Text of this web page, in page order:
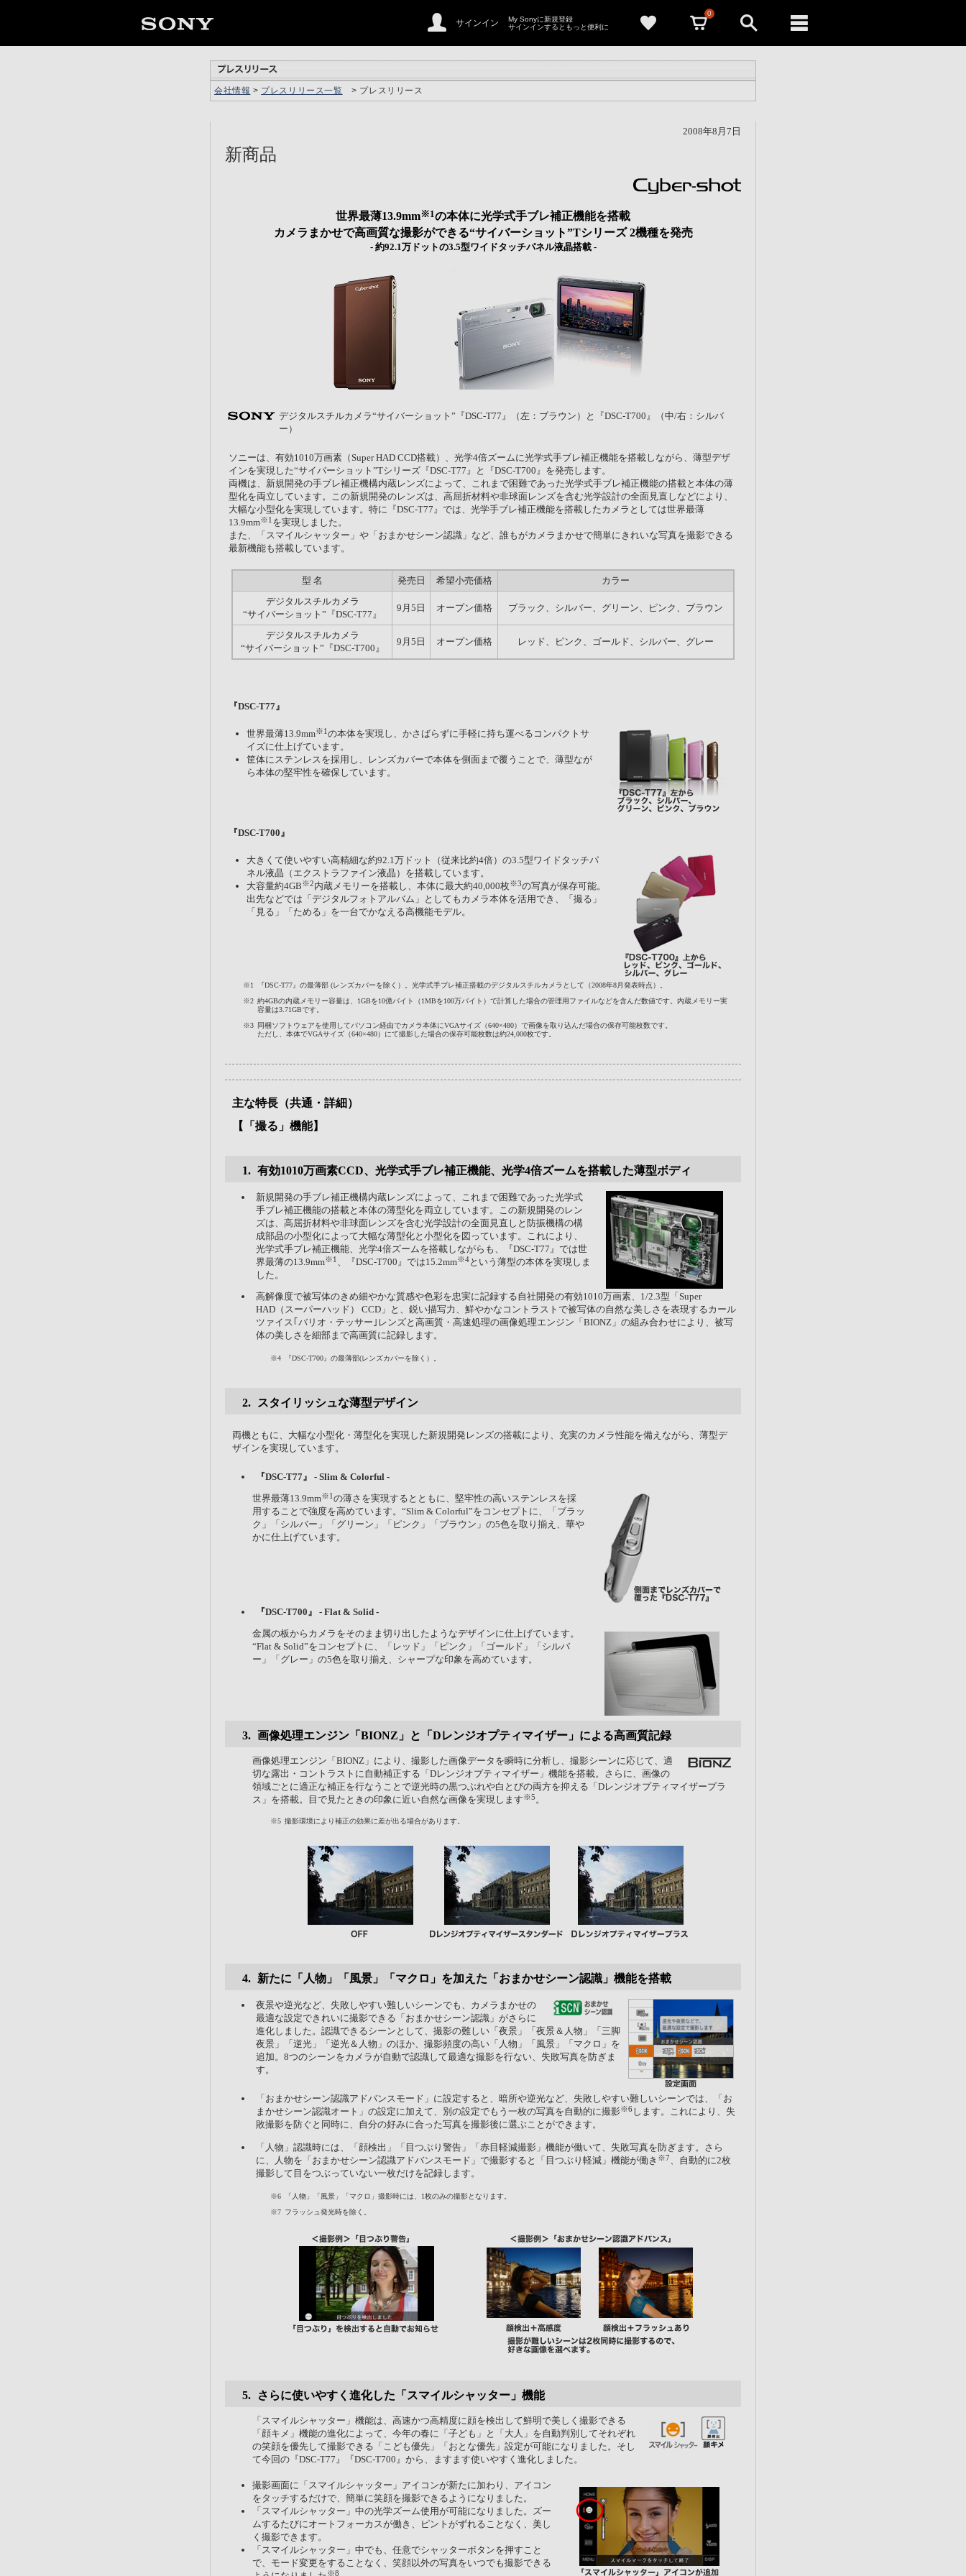
サインイン
My Sonyに新規登録
サインインするともっと便利に
0
会社情報 > プレスリリース一覧 > プレスリリース
2008年8月7日
新商品
世界最薄13.9mm※1の本体に光学式手ブレ補正機能を搭載
カメラまかせで高画質な撮影ができる“サイバーショット”Tシリーズ 2機種を発売
- 約92.1万ドットの3.5型ワイドタッチパネル液晶搭載 -
デジタルスチルカメラ“サイバーショット”『DSC-T77』（左：ブラウン）と『DSC-T700』（中/右：シルバ
ー）
ソニーは、有効1010万画素（Super HAD CCD搭載）、光学4倍ズームに光学式手ブレ補正機能を搭載しながら、薄型デザ
インを実現した“サイバーショット”Tシリーズ『DSC-T77』と『DSC-T700』を発売します。
両機は、新規開発の手ブレ補正機構内蔵レンズによって、これまで困難であった光学式手ブレ補正機能の搭載と本体の薄
型化を両立しています。この新規開発のレンズは、高屈折材料や非球面レンズを含む光学設計の全面見直しなどにより、
大幅な小型化を実現しています。特に『DSC-T77』では、光学手ブレ補正機能を搭載したカメラとしては世界最薄
13.9mm※1 を実現しました。
また、「スマイルシャッター」や「おまかせシーン認識」など、誰もがカメラまかせで簡単にきれいな写真を撮影できる
最新機能も搭載しています。
型 名 発売日 希望小売価格
カラー
デジタルスチルカメラ
“サイバーショット”『DSC-T77』
9月5日 オープン価格 ブラック、シルバー、グリーン、ピンク、ブラウン
デジタルスチルカメラ
“サイバーショット”『DSC-T700』
9月5日 オープン価格 レッド、ピンク、ゴールド、シルバー、グレー
『DSC-T77』
世界最薄13.9mm※1の本体を実現し、かさばらずに手軽に持ち運べるコンパクトサ
イズに仕上げています。
筐体にステンレスを採用し、レンズカバーで本体を側面まで覆うことで、薄型なが
ら本体の堅牢性を確保しています。
『DSC-T700』
大きくて使いやすい高精細な約92.1万ドット（従来比約4倍）の3.5型ワイドタッチパ
ネル液晶（エクストラファイン液晶）を搭載しています。
大容量約4GB※2内蔵メモリーを搭載し、本体に最大約40,000枚※3の写真が保存可能。
出先などでは「デジタルフォトアルバム」としてもカメラ本体を活用でき、「撮る」
「見る」「ためる」を一台でかなえる高機能モデル。
※1
『DSC-T77』の最薄部 (レンズカバーを除く）。光学式手ブレ補正搭載のデジタルスチルカメラとして（2008年8月発表時点）。
※2 約4GBの内蔵メモリー容量は、1GBを10億バイト（1MBを100万バイト）で計算した場合の管理用ファイルなどを含んだ数値です。内蔵メモリー実
容量は3.71GBです。
※3
同梱ソフトウェアを使用してパソコン経由でカメラ本体にVGAサイズ（640×480）で画像を取り込んだ場合の保存可能枚数です。
ただし、本体でVGAサイズ（640×480）にて撮影した場合の保存可能枚数は約24,000枚です。
主な特長（共通・詳細）
【「撮る」機能】
有効1010万画素CCD、光学式手ブレ補正機能、光学4倍ズームを搭載した薄型ボディ
新規開発の手ブレ補正機構内蔵レンズによって、これまで困難であった光学式
手ブレ補正機能の搭載と本体の薄型化を両立しています。この新規開発のレン
ズは、高屈折材料や非球面レンズを含む光学設計の全面見直しと防振機構の構
成部品の小型化によって大幅な薄型化と小型化を図っています。これにより、
光学式手ブレ補正機能、光学4倍ズームを搭載しながらも、『DSC-T77』では世
界最薄の13.9mm※1 、『DSC-T700』では15.2mm※4という薄型の本体を実現しま
した。
高解像度で被写体のきめ細やかな質感や色彩を忠実に記録する自社開発の有効1010万画素、1/2.3型「Super
HAD（スーパーハッド） CCD」と、鋭い描写力、鮮やかなコントラストで被写体の自然な美しさを表現するカール
ツァイス｢バリオ・テッサー｣レンズと高画質・高速処理の画像処理エンジン「BIONZ」の組み合わせにより、被写
体の美しさを細部まで高画質に記録します。
※4 『DSC-T700』の最薄部(レンズカバーを除く）。
スタイリッシュな薄型デザイン
両機ともに、大幅な小型化・薄型化を実現した新規開発レンズの搭載により、充実のカメラ性能を備えながら、薄型デ
ザインを実現しています。
『DSC-T77』 - Slim & Colorful -
世界最薄13.9mm※1の薄さを実現するとともに、堅牢性の高いステンレスを採
用することで強度を高めています。“Slim & Colorful”をコンセプトに、「ブラッ
ク」「シルバー」「グリーン」「ピンク」「ブラウン」の5色を取り揃え、華や
かに仕上げています。
『DSC-T700』 - Flat & Solid -
金属の板からカメラをそのまま切り出したようなデザインに仕上げています。
“Flat & Solid”をコンセプトに、「レッド」「ピンク」「ゴールド」「シルバ
ー」「グレー」の5色を取り揃え、シャープな印象を高めています。
画像処理エンジン「BIONZ」と「Dレンジオプティマイザー」による高画質記録
画像処理エンジン「BIONZ」により、撮影した画像データを瞬時に分析し、撮影シーンに応じて、適
切な露出・コントラストに自動補正する「Dレンジオプティマイザー」機能を搭載。さらに、画像の
領域ごとに適正な補正を行なうことで逆光時の黒つぶれや白とびの両方を抑える「Dレンジオプティマイザープラ
ス」を搭載。目で見たときの印象に近い自然な画像を実現します※5。
※5 撮影環境により補正の効果に差が出る場合があります。
新たに「人物」「風景」「マクロ」を加えた「おまかせシーン認識」機能を搭載
夜景や逆光など、失敗しやすい難しいシーンでも、カメラまかせの
最適な設定できれいに撮影できる「おまかせシーン認識」がさらに
進化しました。認識できるシーンとして、撮影の難しい「夜景」「夜景＆人物」「三脚
夜景」「逆光」「逆光＆人物」のほか、撮影頻度の高い「人物」「風景」「マクロ」を
追加。8つのシーンをカメラが自動で認識して最適な撮影を行ない、失敗写真を防ぎま
す。
「おまかせシーン認識アドバンスモード」に設定すると、暗所や逆光など、失敗しやすい難しいシーンでは、「お
まかせシーン認識オート」の設定に加えて、別の設定でもう一枚の写真を自動的に撮影※6します。これにより、失
敗撮影を防ぐと同時に、自分の好みに合った写真を撮影後に選ぶことができます。
「人物」認識時には、「顔検出」「目つぶり警告」「赤目軽減撮影」機能が働いて、失敗写真を防ぎます。さら
に、人物を「おまかせシーン認識アドバンスモード」で撮影すると「目つぶり軽減」機能が働き ※7、自動的に2枚
撮影して目をつぶっていない一枚だけを記録します。
※6
「人物」「風景」「マクロ」撮影時には、1枚のみの撮影となります。
※7 フラッシュ発光時を除く。
さらに使いやすく進化した「スマイルシャッター」機能
「スマイルシャッター」機能は、高速かつ高精度に顔を検出して鮮明で美しく撮影できる
「顔キメ」機能の進化によって、今年の春に「子ども」と「大人」を自動判別してそれぞれ
の笑顔を優先して撮影できる「こども優先」「おとな優先」設定が可能になりました。そし
て今回の『DSC-T77』『DSC-T700』から、ますます使いやすく進化しました。
撮影画面に「スマイルシャッター」アイコンが新たに加わり、アイコン
をタッチするだけで、簡単に笑顔を撮影できるようになりました。
「スマイルシャッター」中の光学ズーム使用が可能になりました。ズー
ムするたびにオートフォーカスが働き、ピントがずれることなく、美し
く撮影できます。
「スマイルシャッター」中でも、任意でシャッターボタンを押すこと
で、モード変更をすることなく、笑顔以外の写真をいつでも撮影できる
※8